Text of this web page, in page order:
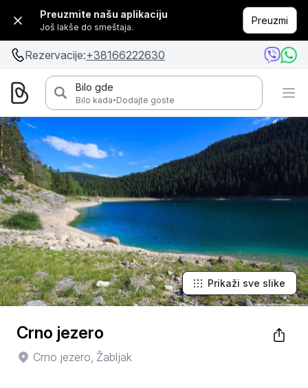
Preuzmite našu aplikaciju
Još lakše do smeštaja.
Preuzmi
Rezervacije:+38166222630
Bilo gde
Bilo kada·Dodajte goste
Prikaži sve slike
Crno jezero
Crno jezero, Žabljak